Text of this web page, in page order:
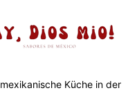
Küche in der